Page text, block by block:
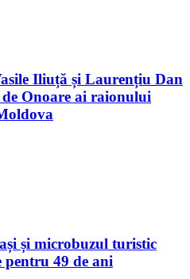
Iliuță și Laurențiu Dan
Onoare ai raionului
și microbuzul turistic
pentru 49 de ani